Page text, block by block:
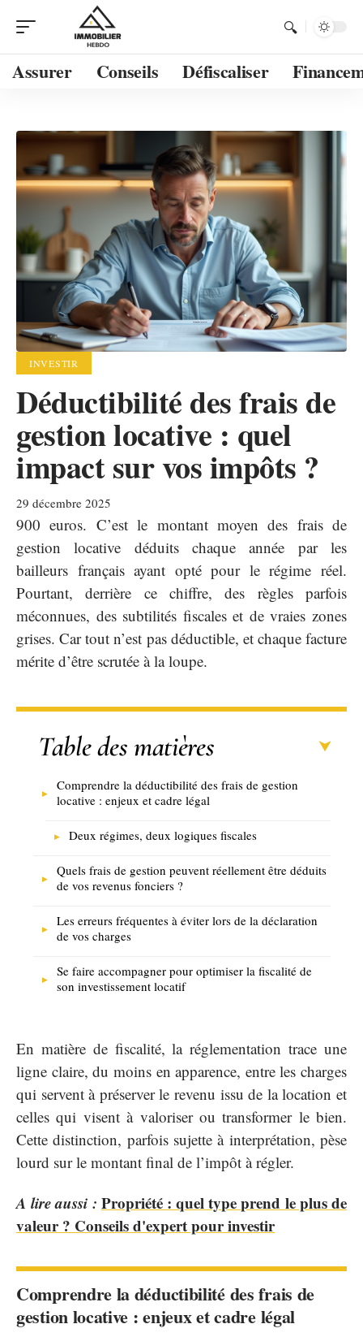
Assurer Conseils Défiscaliser
INVESTIR
Déductibilité des frais de
gestion locative : quel
impact sur vos impôts ?
29 décembre 2025
900 euros. C’est le montant moyen des frais de
gestion locative déduits chaque année par les
bailleurs français ayant opté pour le régime réel.
Pourtant, derrière ce chiffre, des règles parfois
méconnues, des subtilités fiscales et de vraies zones
grises. Car tout n’est pas déductible, et chaque facture
mérite d’être scrutée à la loupe.
Table des matières
Comprendre la déductibilité des frais de gestion
locative : enjeux et cadre légal
Deux régimes, deux logiques fiscales
Quels frais de gestion peuvent réellement être déduits
de vos revenus fonciers ?
Les erreurs fréquentes à éviter lors de la déclaration
de vos charges
Se faire accompagner pour optimiser la fiscalité de
son investissement locatif
En matière de fiscalité, la réglementation trace une
ligne claire, du moins en apparence, entre les charges
qui servent à préserver le revenu issu de la location et
celles qui visent à valoriser ou transformer le bien.
Cette distinction, parfois sujette à interprétation, pèse
lourd sur le montant final de l’impôt à régler.
A lire aussi : Propriété : quel type prend le plus de
valeur ? Conseils d'expert pour investir
Comprendre la déductibilité des frais de
gestion locative : enjeux et cadre légal